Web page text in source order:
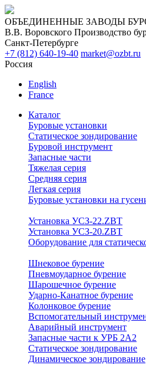
ОБЪЕДИНЕННЫЕ ЗАВОДЫ
В.В. Воровского Производство
Санкт-Петербурге
+7 (812) 640-19-40 market@ozbt.ru
Россия
English
France
Каталог
Буровые установки
Статическое зондирование
Буровой инструмент
Запасные части
Тяжелая серия
Средняя серия
Легкая серия
Буровые установки на
Установка УСЗ-22.ZBT
Установка УСЗ-20.ZBT
Оборудование для
Шнековое бурение
Пневмоударное бурение
Шарошечное бурение
Ударно-Канатное бурение
Колонковое бурение
Вспомогательный
Аварийный инструмент
Запасные части к УРБ 2А2
Статическое зондирование
Динамическое зондирование